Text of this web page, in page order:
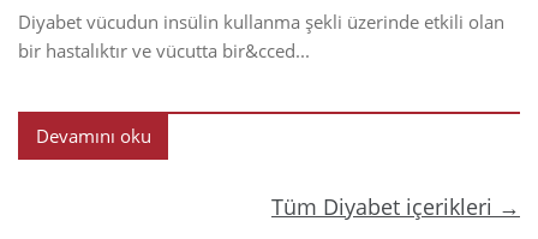
Diyabet vücudun insülin kullanma şekli üzerinde etkili olan
bir hastalıktır ve vücutta bir&cced...
Devamını oku
Tüm Diyabet içerikleri →